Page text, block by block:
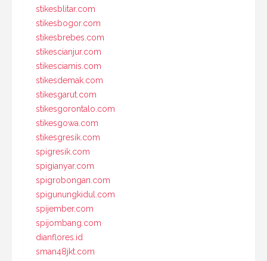
stikesblitar.com
stikesbogor.com
stikesbrebes.com
stikescianjur.com
stikesciamis.com
stikesdemak.com
stikesgarut.com
stikesgorontalo.com
stikesgowa.com
stikesgresik.com
spigresik.com
spigianyar.com
spigrobongan.com
spigunungkidul.com
spijember.com
spijombang.com
dianflores.id
sman48jkt.com